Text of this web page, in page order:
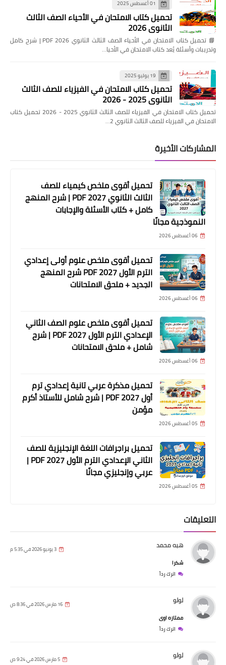
01 أغسطس 2025
تحميل كتاب الامتحان في الأحياء الصف الثالث
الثانوي 2026
📘 تحميل كتاب الامتحان في الأحياء الصف الثالث الثانوي 2026 PDF | شرح كامل
وتدريبات وأسئلة يُعد كتاب الامتحان في الأحيا…
19 يوليو 2025
تحميل كتاب الامتحان في الفيزياء للصف الثالث
الثانوي 2025 - 2026
تحميل كتاب الامتحان في الفيزياء للصف الثالث الثانوي 2025 - 2026 تحميل كتاب
الامتحان في الفيزياء للصف الثالث الثانوي 2…
المشاركات الأخيرة
تحميل أقوى ملخص كيمياء للصف
الثالث الثانوي 2027 PDF | شرح المنهج
كامل + كتاب الأسئلة والإجابات
النموذجية مجانًا
06 أغسطس 2026
تحميل أقوى ملخص علوم أولى إعدادي
الترم الأول 2027 PDF شرح المنهج
الجديد + ملحق الامتحانات
06 أغسطس 2026
تحميل أقوى ملخص علوم الصف الثاني
الإعدادي الترم الأول 2027 PDF | شرح
شامل + ملحق الامتحانات
06 أغسطس 2026
تحميل مذكرة عربي تانية إعدادي ترم
أول 2027 PDF | شرح شامل للأستاذ أكرم
مؤمن
05 أغسطس 2026
تحميل براجرافات اللغة الإنجليزية للصف
الثاني الإعدادي الترم الأول 2027 PDF |
عربي وإنجليزي مجانًا
05 أغسطس 2026
التعليقات
هبه محمد 3 يونيو 2026 في 5:35 م
شكرا
اترك رداً
لولو 16 مارس 2026 في 8:36 ص
ممتازه اوى
اترك رداً
لولو 5 مارس 2026 في 9:24 ص